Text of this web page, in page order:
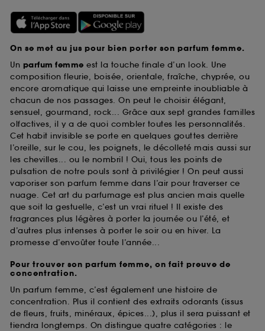
On se met au jus pour bien porter son parfum femme.
Un parfum femme est la touche finale d’un look. Une
composition fleurie, boisée, orientale, fraîche, chyprée, ou
encore aromatique qui laisse une empreinte inoubliable à
chacun de nos passages. On peut le choisir élégant,
sensuel, gourmand, rock... Grâce aux sept grandes familles
olfactives, il y a de quoi combler toutes les personnalités.
Cet habit invisible se porte en quelques gouttes derrière
l’oreille, sur le cou, les poignets, le décolleté mais aussi sur
les chevilles... ou le nombril ! Oui, tous les points de
pulsation de notre pouls sont à privilégier ! On peut aussi
vaporiser son parfum femme dans l’air pour traverser ce
nuage. Cet art du parfumage est plus ancien mais quelle
que soit la gestuelle, c’est un vrai rituel ! Il existe des
fragrances plus légères à porter la journée ou l’été, et
d’autres plus intenses à porter le soir ou en hiver. La
promesse d’envoûter toute l’année...
Pour trouver son parfum femme, on fait preuve de
concentration.
Un parfum femme, c’est également une histoire de
concentration. Plus il contient des extraits odorants (issus
de fleurs, fruits, minéraux, épices...), plus il sera puissant et
tiendra longtemps. On distingue quatre catégories : le